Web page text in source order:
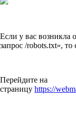
Если у вас возникла
запрос /robots.txt», то
Перейдите на
страницу https://